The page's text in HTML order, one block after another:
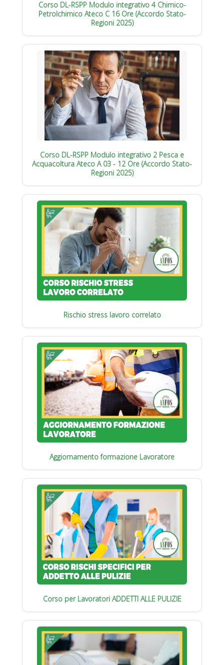
Corso DL-RSPP Modulo integrativo 4 Chimico-
Petrolchimico Ateco C 16 Ore (Accordo Stato-
Regioni 2025)
Corso DL-RSPP Modulo integrativo 2 Pesca e
Acquacoltura Ateco A 03 - 12 Ore (Accordo Stato-
Regioni 2025)
Rischio stress lavoro correlato
Aggiornamento formazione Lavoratore
Corso per Lavoratori ADDETTI ALLE PULIZIE